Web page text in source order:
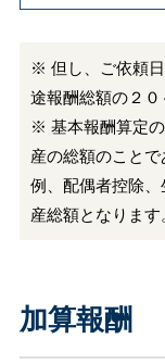
※ 但し、ご依頼
途報酬総額の２０
※ 基本報酬算定
産の総額のこと
例、配偶者控除
産総額となります
加算報酬